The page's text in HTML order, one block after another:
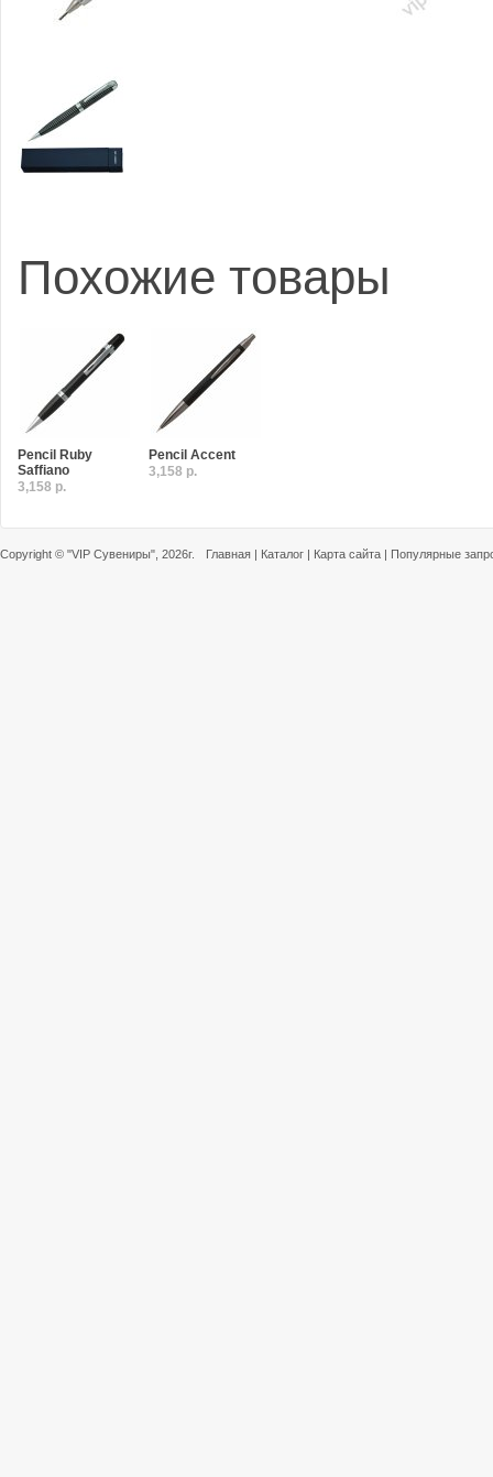
Похожие товары
Pencil Ruby
Saffiano
3,158 р.
Pencil Accent
3,158 р.
Copyright © "VIP Сувениры" , 2026г. Главная | Каталог | Карта сайта | Популярные